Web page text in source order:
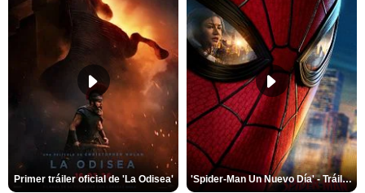
Primer tráiler oficial de 'La Odisea' 'Spider-Man Un Nuevo Día' - Tráiler oficial subtitulado